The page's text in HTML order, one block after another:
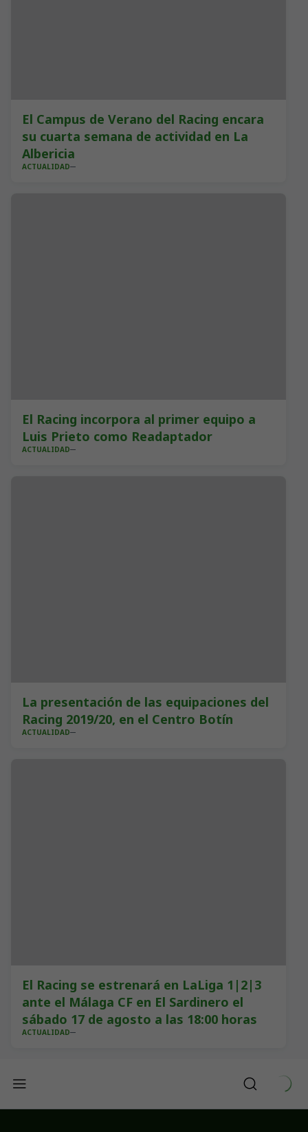
El Campus de Verano del Racing encara
su cuarta semana de actividad en La
Albericia
ACTUALIDAD
El Racing incorpora al primer equipo a
Luis Prieto como Readaptador
ACTUALIDAD
La presentación de las equipaciones del
Racing 2019/20, en el Centro Botín
ACTUALIDAD
El Racing se estrenará en LaLiga 1|2|3
ante el Málaga CF en El Sardinero el
sábado 17 de agosto a las 18:00 horas
ACTUALIDAD